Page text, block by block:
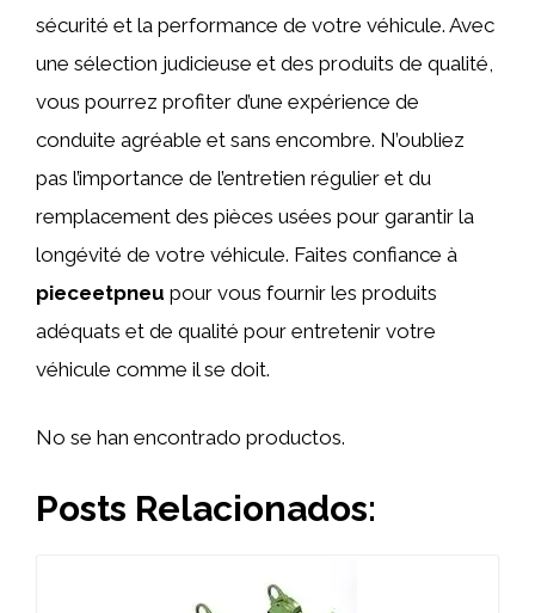
sécurité et la performance de votre véhicule. Avec
une sélection judicieuse et des produits de qualité,
vous pourrez profiter d’une expérience de
conduite agréable et sans encombre. N’oubliez
pas l’importance de l’entretien régulier et du
remplacement des pièces usées pour garantir la
longévité de votre véhicule. Faites confiance à
pieceetpneu pour vous fournir les produits
adéquats et de qualité pour entretenir votre
véhicule comme il se doit.
No se han encontrado productos.
Posts Relacionados: